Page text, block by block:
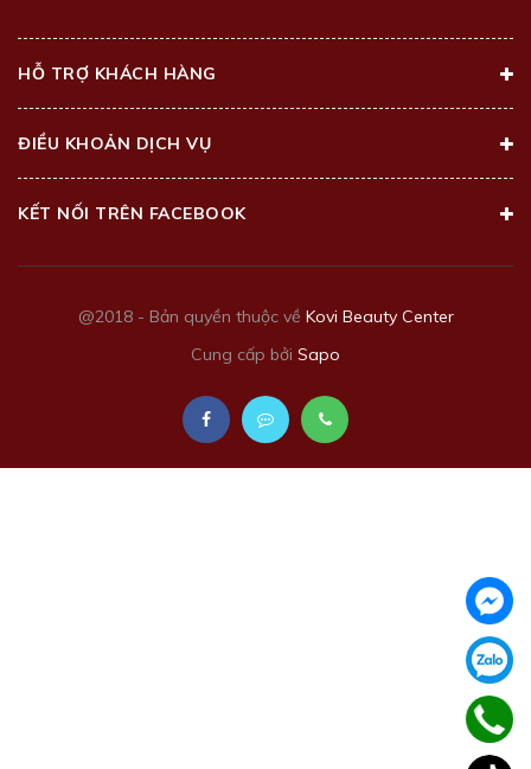
HỖ TRỢ KHÁCH HÀNG
ĐIỀU KHOẢN DỊCH VỤ
KẾT NỐI TRÊN FACEBOOK
@2018 - Bản quyền thuộc về Kovi Beauty Center
Cung cấp bởi Sapo